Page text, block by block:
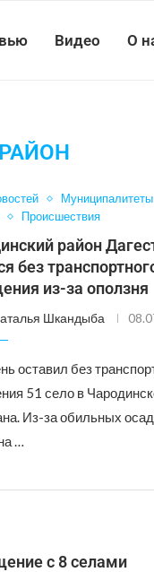
Видео О
Муниципалитеты
Происшествия
район
без
из-за оползня
Шкандыба
оставил без
51 село в
Из-за обильных
…
с 8 селами